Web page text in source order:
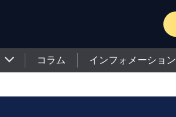
コラム インフォメーション